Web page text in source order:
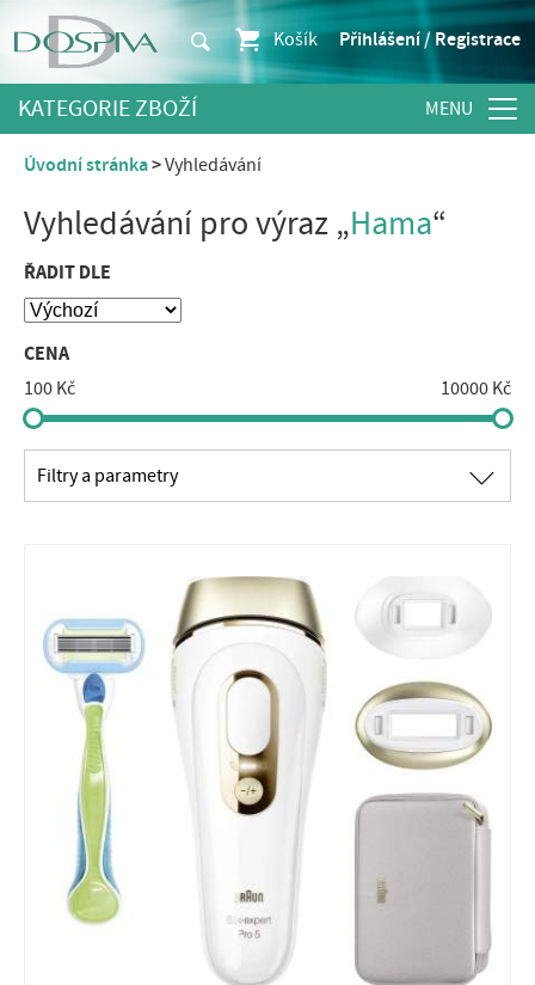
Košík Přihlášení / Registrace
KATEGORIE ZBOŽÍ
Úvodní stránka Vyhledávání
Vyhledávání pro výraz „Hama“
ŘADIT DLE
CENA
100 Kč
10000 Kč
Filtry a parametry ∟